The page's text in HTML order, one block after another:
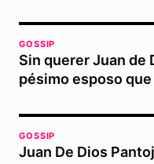
GOSSIP
Sin querer Juan de
pésimo esposo que
GOSSIP
Juan De Dios